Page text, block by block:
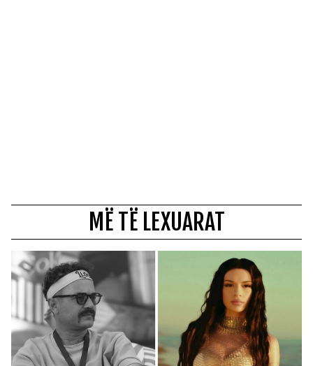
MË TË LEXUARAT